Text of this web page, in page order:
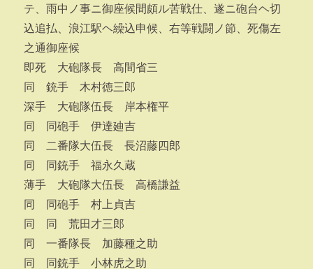
テ、雨中ノ事ニ御座候間頗ル苦戦仕、遂ニ砲台ヘ切
込追払、浪江駅ヘ繰込申候、右等戦闘ノ節、死傷左
之通御座候
即死 大砲隊長 高間省三
同 銃手 木村徳三郎
深手 大砲隊伍長 岸本権平
同 同砲手 伊達廸吉
同 二番隊大伍長 長沼藤四郎
同 同銃手 福永久蔵
薄手 大砲隊大伍長 高橋謙益
同 同砲手 村上貞吉
同 同 荒田才三郎
同 一番隊長 加藤種之助
同 同銃手 小林虎之助